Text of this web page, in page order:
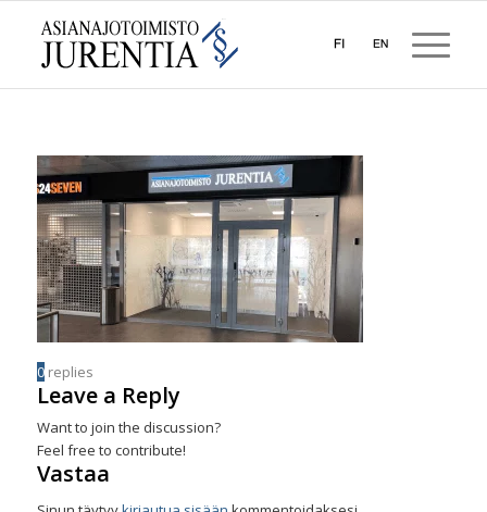
0 replies
Leave a Reply
Want to join the discussion?
Feel free to contribute!
Vastaa